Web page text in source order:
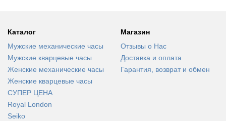
Каталог
Мужские механические часы
Мужские кварцевые часы
Женские механические часы
Женские кварцевые часы
СУПЕР ЦЕНА
Royal London
Seiko
Магазин
Отзывы о Нас
Доставка и оплата
Гарантия, возврат и обмен